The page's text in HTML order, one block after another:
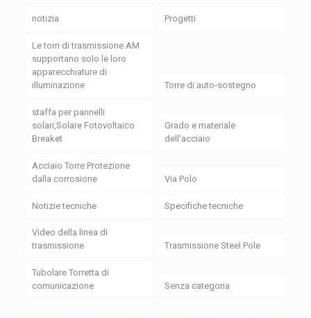
notizia Progetti
Le torri di trasmissione AM
supportano solo le loro
apparecchiature di
illuminazione
Torre di auto-sostegno
staffa per pannelli
solari,Solare Fotovoltaico
Breaket
Grado e materiale
dell'acciaio
Acciaio Torre Protezione
dalla corrosione
Via Polo
Notizie tecniche Specifiche tecniche
Video della linea di
trasmissione
Trasmissione Steel Pole
Tubolare Torretta di
comunicazione
Senza categoria